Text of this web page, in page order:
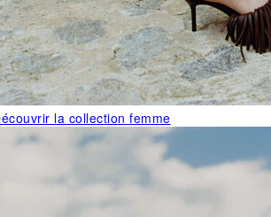
la collection femme